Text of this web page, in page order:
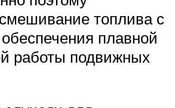
топлива с
плавной
работы подвижных